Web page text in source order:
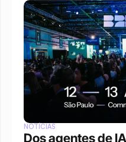
NOTÍCIAS
Dos agentes de